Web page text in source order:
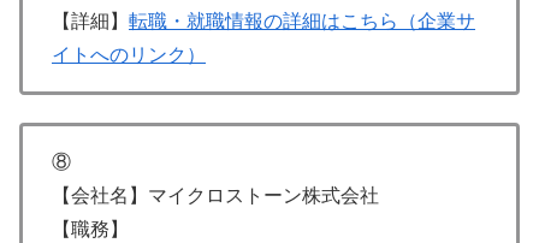
【詳細】 転職・就職情報の詳細はこちら（企業サ
イトへのリンク）
⑧
【会社名】マイクロストーン株式会社
【職務】